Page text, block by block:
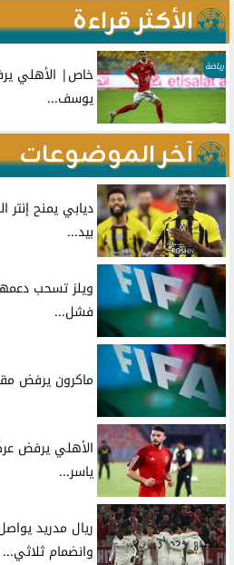
الأكثر قراءة
رياضة
خاص| الأهلي
يوسف...
آخر الموضوعات
ديابي يمنح إنتر
بيد...
ويلز تسحب دعمها
فشل...
ماكرون يرفض
الأهلي يرفض
ياسر...
ريال مدريد
وانضمام ثلاثي...